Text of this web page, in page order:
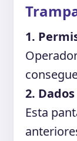
1.
2.
Esta